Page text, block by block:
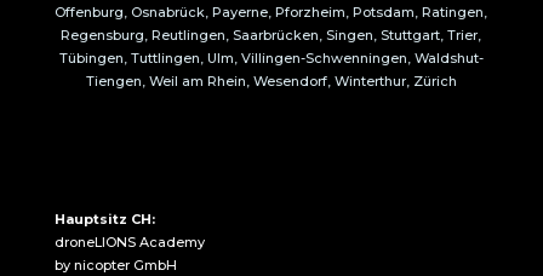
Offenburg, Osnabrück, Payerne, Pforzheim, Potsdam, Ratingen,
Regensburg, Reutlingen, Saarbrücken, Singen, Stuttgart, Trier,
Tübingen, Tuttlingen, Ulm, Villingen-Schwenningen, Waldshut-
Tiengen, Weil am Rhein, Wesendorf, Winterthur, Zürich
Hauptsitz CH:
droneLIONS Academy
by nicopter GmbH